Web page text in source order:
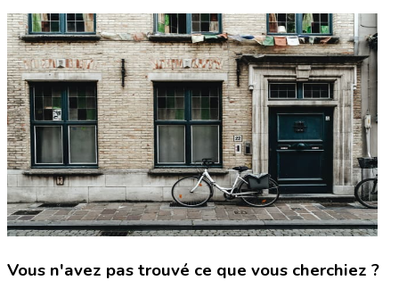
Vous n'avez pas trouvé ce que vous cherchiez ?